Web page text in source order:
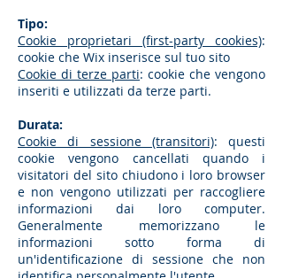
Tipo:
Cookie proprietari (first-party cookies):
cookie che Wix inserisce sul tuo sito
Cookie di terze parti: cookie che vengono
inseriti e utilizzati da terze parti.
Durata:
Cookie di sessione (transitori): questi
cookie vengono cancellati quando i
visitatori del sito chiudono i loro browser
e non vengono utilizzati per raccogliere
informazioni dai loro computer.
Generalmente memorizzano le
informazioni sotto forma di
un'identificazione di sessione che non